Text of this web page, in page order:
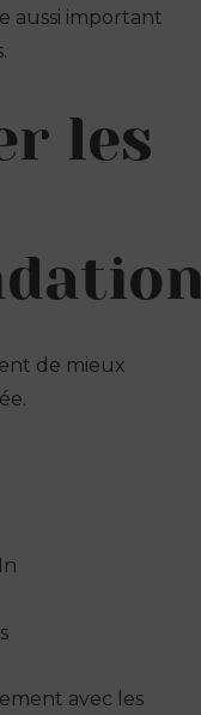
aussi important
les
de mieux
avec les